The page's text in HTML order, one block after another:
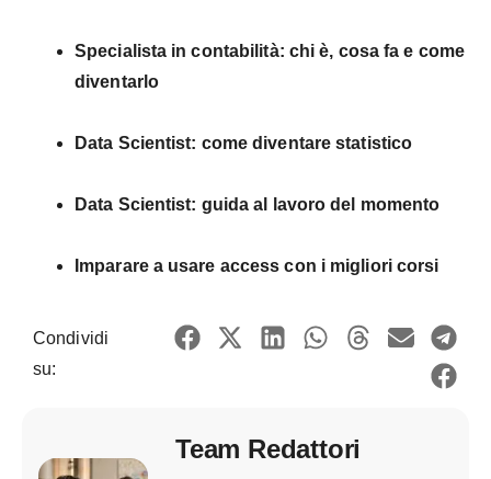
Specialista in contabilità: chi è, cosa fa e come
diventarlo
Data Scientist: come diventare statistico
Data Scientist: guida al lavoro del momento
Imparare a usare access con i migliori corsi
Condividi
su:
Team Redattori